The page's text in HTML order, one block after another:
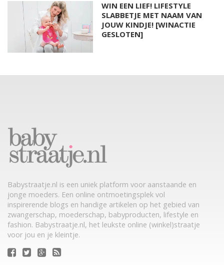
WIN EEN LIEF! LIFESTYLE
SLABBETJE MET NAAM VAN
JOUW KINDJE! [WINACTIE
GESLOTEN]
Babystraatje.nl is een uniek platform voor aanstaande en
jonge moeders. Een online ontmoetingsplek vol
inspirerende blogs en handige artikelen op het gebied van
zwangerschap, moederschap, babyproducten, lifestyle en
fashion. Babystraatje.nl, het leukste online (winkel)straatje
voor jou en je kleintje.